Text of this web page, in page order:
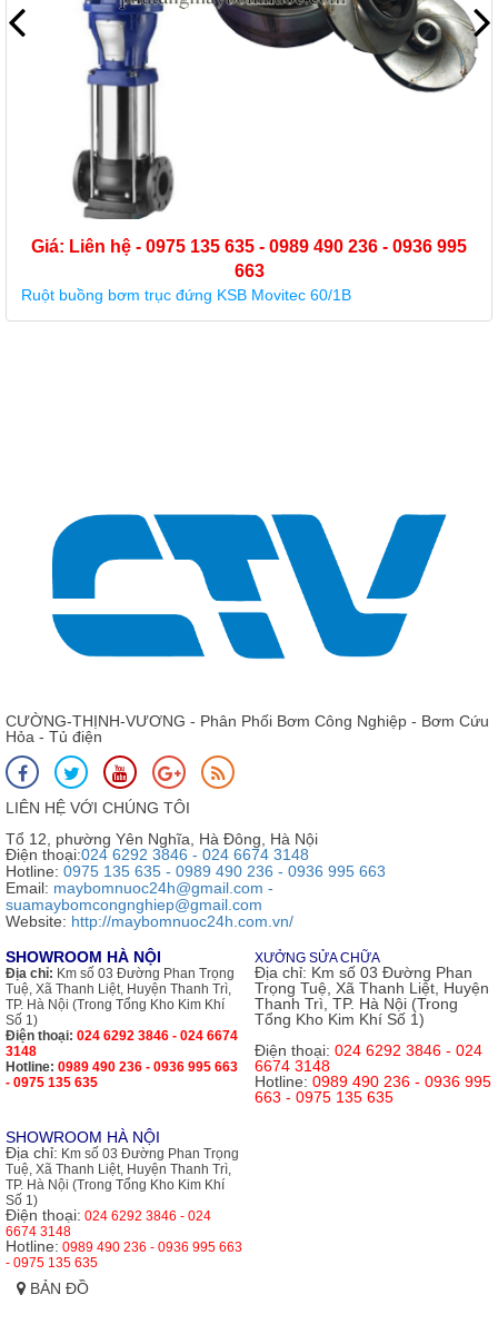
CƯỜNG-THỊNH-VƯƠNG - Phân Phối Bơm Công Nghiệp - Bơm Cứu
Hỏa - Tủ điện
LIÊN HỆ VỚI CHÚNG TÔI
Tổ 12, phường Yên Nghĩa, Hà Đông, Hà Nội
Điện thoại:024 6292 3846 - 024 6674 3148
Hotline: 0975 135 635 - 0989 490 236 - 0936 995 663
Email: maybomnuoc24h@gmail.com -
suamaybomcongnghiep@gmail.com
Website: http://maybomnuoc24h.com.vn/
SHOWROOM HÀ NỘI
Địa chỉ: Km số 03 Đường Phan Trọng
Tuệ, Xã Thanh Liệt, Huyện Thanh Trì,
TP. Hà Nội (Trong Tổng Kho Kim Khí
Số 1)
Điện thoại: 024 6292 3846 - 024 6674
3148
Hotline: 0989 490 236 - 0936 995 663
- 0975 135 635
XƯỞNG SỬA CHỮA
Địa chỉ: Km số 03 Đường Phan
Trọng Tuệ, Xã Thanh Liệt, Huyện
Thanh Trì, TP. Hà Nội (Trong
Tổng Kho Kim Khí Số 1)
Điện thoại: 024 6292 3846 - 024
6674 3148
Hotline: 0989 490 236 - 0936 995
663 - 0975 135 635
SHOWROOM HÀ NỘI
Địa chỉ: Km số 03 Đường Phan Trọng
Tuệ, Xã Thanh Liệt, Huyện Thanh Trì,
TP. Hà Nội (Trong Tổng Kho Kim Khí
Số 1)
Điện thoại: 024 6292 3846 - 024
6674 3148
Hotline: 0989 490 236 - 0936 995 663
- 0975 135 635
BẢN ĐỒ